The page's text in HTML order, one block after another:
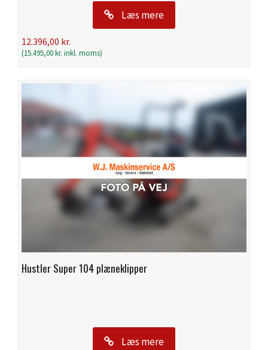
Læs mere
12.396,00 kr.
(15.495,00kr. inkl. moms)
Hustler Super 104 plæneklipper
Læs mere